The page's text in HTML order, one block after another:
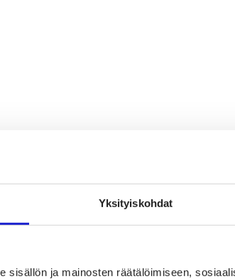
Yksityiskohdat
sisällön ja mainosten räätälöimiseen,